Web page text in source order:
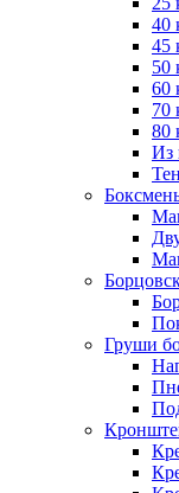
40
45
50
60
70
80
Из
Груши